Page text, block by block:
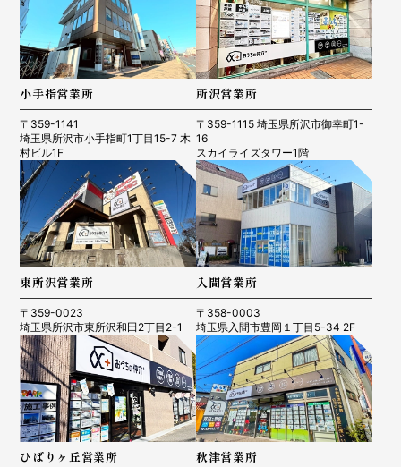
小手指営業所
〒359-1141
埼玉県所沢市小手指町1丁目15-7 木
村ビル1F
所沢営業所
〒359-1115 埼玉県所沢市御幸町1-
16
スカイライズタワー1階
東所沢営業所
〒359-0023
埼玉県所沢市東所沢和田2丁目2-1
入間営業所
〒358-0003
埼玉県入間市豊岡１丁目5-34 2F
ひばりヶ丘営業所 秋津営業所